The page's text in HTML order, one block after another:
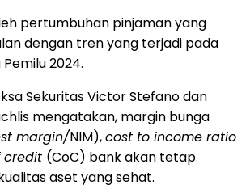
pertumbuhan pinjaman yang
dengan tren yang terjadi pada
2024.
Sekuritas Victor Stefano dan
mengatakan, margin bunga
margin/NIM),cost to income ratio
credit (CoC) bank akan tetap
aset yang sehat.